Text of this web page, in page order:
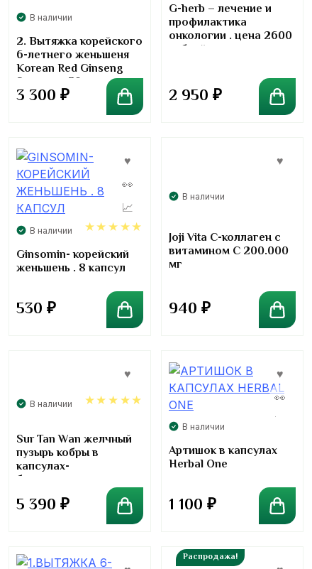
В наличии
2. Вытяжка корейского
6-летнего женьшеня
Korean Red Ginseng
Samsung 30 грамм
3 300 ₽
G-herb – лечение и
профилактика
онкологии . цена 2600
рублей.
2 950 ₽
В наличии
5.00
Ginsomin- корейский
женьшень . 8 капсул
530 ₽
В наличии
Joji Vita C-коллаген с
витамином С 200.000
мг
940 ₽
В наличии
Sur Tan Wan желчный
пузырь кобры в
капсулах-
биостимулятор и
антиоксидант. 240
капсул
5 390 ₽
В наличии
Артишок в капсулах
Herbal One
1 100 ₽
Распродажа!